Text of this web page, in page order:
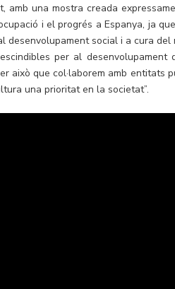
amb una mostra creada
i el progrés a Espanya, ja
social i a cura del
per al desenvolupament
això que col·laborem amb entitats
una prioritat en la societat”.